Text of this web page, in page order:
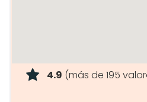
4.9 (más de 195